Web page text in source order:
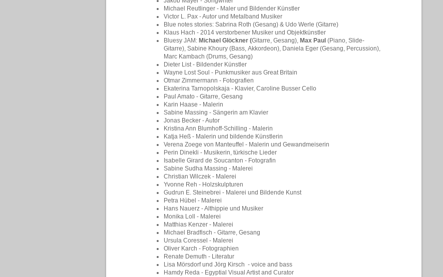
Michael Reutlinger - Maler und Bildender Künstler
Victor L. Pax - Autor und Metalband Musiker
Blue notes stories: Sabrina Roth (Gesang) & Udo Werle (Gitarre)
Klaus Hach - 2014 verstorbener Musiker und Objektkünstler
Bluesy JAM: Michael Glöckner (Gitarre, Gesang), Max Paul (Piano, Slide-
Gitarre), Sabine Khoury (Bass, Akkordeon), Daniela Eger (Gesang, Percussion),
Marc Kambach (Drums, Gesang)
Dieter List - Bildender Künstler
Wayne Lost Soul - Punkmusiker aus Great Britain
Otmar Zimmermann - Fotografien
Ekaterina Tarnopolskaja - Klavier, Caroline Busser Cello
Paul Amato - Gitarre, Gesang
Karin Haase - Malerin
Sabine Massing - Sängerin am Klavier
Jonas Becker - Autor
Kristina Ann Blumhoff-Schilling - Malerin
Katja Heß - Malerin und bildende Künstlerin
Verena Zoege von Manteuffel - Malerin und Gewandmeiserin
Perin Dinekli - Musikerin, türkische Lieder
Isabelle Girard de Soucanton - Fotografin
Sabine Sudha Massing - Malerei
Christian Wilczek - Malerei
Yvonne Reh - Holzskulpturen
Gudrun E. Steinebrei - Malerei und Bildende Kunst
Petra Hübel - Malerei
Hans Nauerz - Althippie und Musiker
Monika Loll - Malerei
Matthias Kenzer - Malerei
Michael Bradfisch - Gitarre, Gesang
Ursula Coressel - Malerei
Oliver Karch - Fotographien
Renate Demuth - Literatur
Lisa Mörsdorf und Jörg Kirsch - voice and bass
Hamdy Reda - Egyptial Visual Artist and Curator